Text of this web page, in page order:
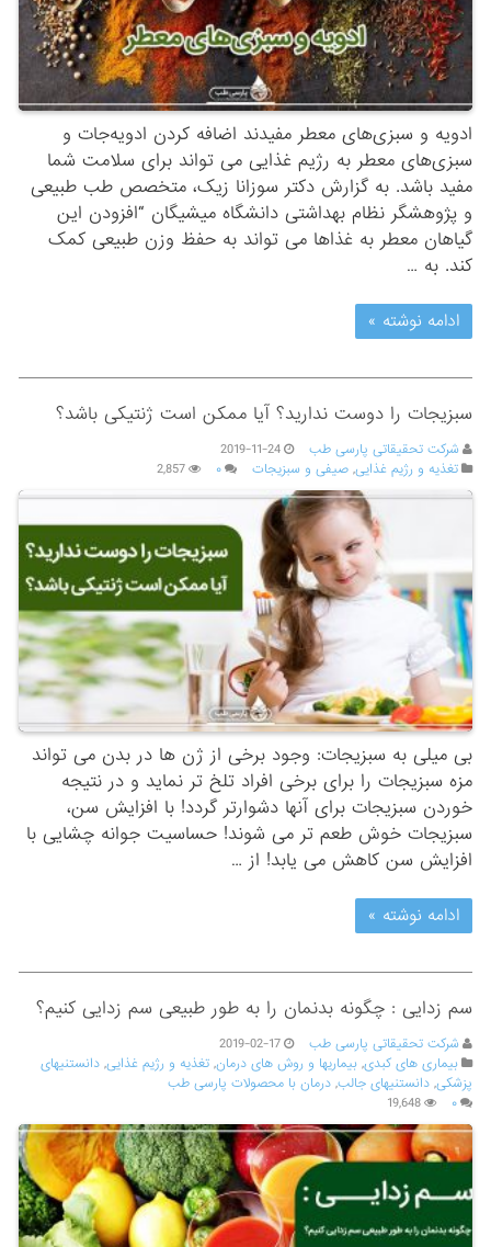
ادویه و سبزی‌های معطر مفیدند اضافه ‌کردن ادویه‌جات و
سبزی‌های معطر به رژیم غذایی می‌ تواند برای سلامت شما
مفید باشد. به گزارش دکتر سوزانا زیک، متخصص طب طبیعی
و پژوهشگر نظام بهداشتی دانشگاه میشیگان “افزودن این
گیاهان معطر به غذاها می ‌تواند به حفظ وزن طبیعی کمک
‌کند. به …
ادامه نوشته »
سبزیجات را دوست ندارید؟ آیا ممکن است ژنتیکی باشد؟
شرکت تحقیقاتی پارسی طب
2019-11-24
تغذیه و رژیم غذایی,صیفی و سبزیجات ۰ 2,857
بی میلی به سبزیجات: وجود برخی از ژن ها در بدن می تواند
مزه سبزیجات را برای برخی افراد تلخ تر نماید و در نتیجه
خوردن سبزیجات برای آنها دشوارتر گردد! با افزایش سن،
سبزیجات خوش طعم تر می شوند! حساسیت جوانه چشایی با
افزایش سن کاهش می یابد! از …
ادامه نوشته »
سم زدایی : چگونه بدنمان را به طور طبیعی سم زدایی کنیم؟
شرکت تحقیقاتی پارسی طب
2019-02-17
بیماری های کبدی,بیماریها و روش های درمان,تغذیه و رژیم غذایی,دانستنیهای
پزشکی,دانستنیهای جالب,درمان با محصولات پارسی طب
۰
19,648